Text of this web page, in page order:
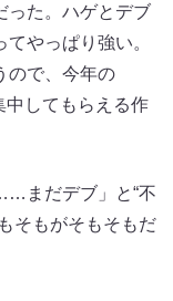
った。ハゲとデブ
やっぱり強い。
ので、今年の
中してもらえる作
まだデブ」と“不
そもがそもそもだ